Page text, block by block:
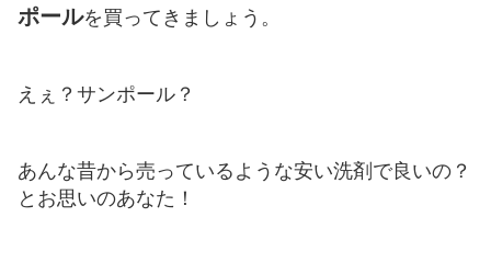
ポールを買ってきましょう。
えぇ？サンポール？
あんな昔から売っているような安い洗剤で良いの？
とお思いのあなた！